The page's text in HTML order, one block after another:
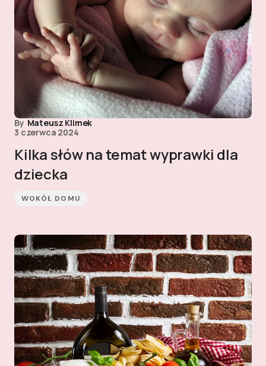
By Mateusz Klimek
3 czerwca 2024
Kilka słów na temat wyprawki dla
dziecka
WOKÓŁ DOMU